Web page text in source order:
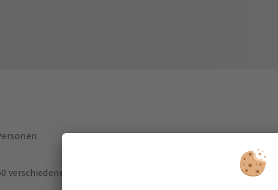
verschiedenen Aufnahmen